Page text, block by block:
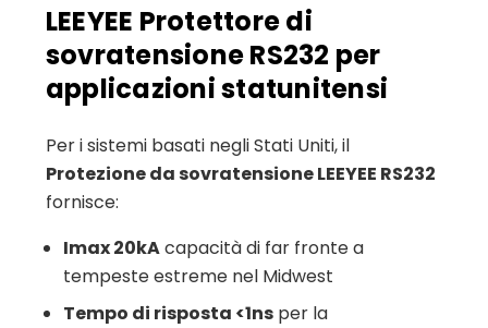
LEEYEE Protettore di
sovratensione RS232 per
applicazioni statunitensi
Per i sistemi basati negli Stati Uniti, il
Protezione da sovratensione LEEYEE RS232
fornisce:
Imax 20kAcapacità di far fronte a
tempeste estreme nel Midwest
Tempo di risposta <1ns per la